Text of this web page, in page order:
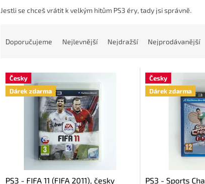
Jestli se chceš vrátit k velkým hitům PS3 éry, tady jsi správně.
n
p
Doporučujeme Nejlevnější Nejdražší Nejprodávanější
V
p
Česky
Dárek zdarma
PS3 - FIFA 11 (FIFA 2011), česky
Česky
Dárek zdarma
PS3 - Sports